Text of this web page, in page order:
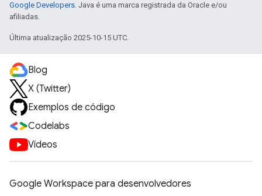
Google Developers. Java é uma marca registrada da Oracle e/ou
afiliadas.
Última atualização 2025-10-15 UTC.
Blog
X (Twitter)
Exemplos de código
Codelabs
Vídeos
Google Workspace para desenvolvedores